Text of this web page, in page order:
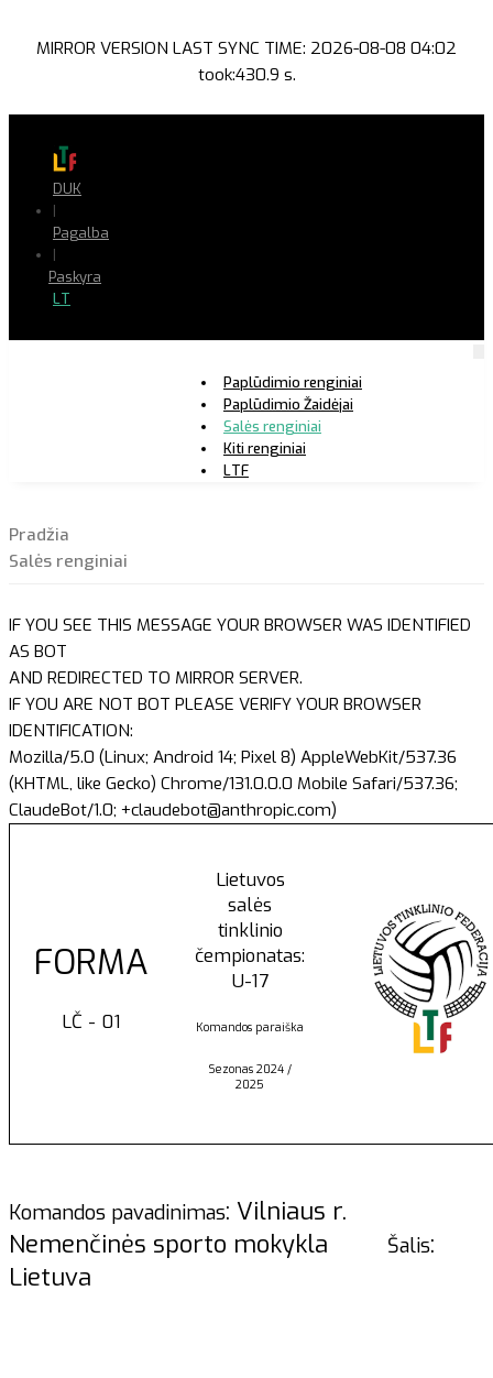
MIRROR VERSION LAST SYNC TIME: 2026-08-08 04:02
took:430.9 s.
DUK
|
Pagalba
|
Paskyra
LT
Paplūdimio renginiai
Paplūdimio Žaidėjai
Salės renginiai
Kiti renginiai
LTF
Pradžia
Salės renginiai
IF YOU SEE THIS MESSAGE YOUR BROWSER WAS IDENTIFIED
AS BOT
AND REDIRECTED TO MIRROR SERVER.
IF YOU ARE NOT BOT PLEASE VERIFY YOUR BROWSER
IDENTIFICATION:
Mozilla/5.0 (Linux; Android 14; Pixel 8) AppleWebKit/537.36
(KHTML, like Gecko) Chrome/131.0.0.0 Mobile Safari/537.36;
ClaudeBot/1.0; +claudebot@anthropic.com)
FORMA
LČ - 01
Lietuvos
salės
tinklinio
čempionatas:
U-17
Komandos paraiška
Sezonas 2024 /
2025
Komandos pavadinimas: Vilniaus r.
Nemenčinės sporto mokykla
Šalis:
Lietuva